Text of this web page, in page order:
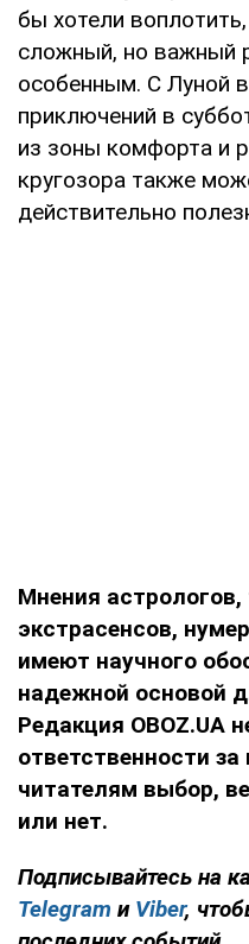
бы хотели
сложный, но важный
особенным. С Луной
приключений в
из зоны комфорта и
кругозора также
действительно
Мнения астрологов,
экстрасенсов,
имеют научного
надежной основой
Редакция OBOZ.UA
ответственности
читателям выбор,
или нет.
Подписывайтесь на
Telegram и Viber,